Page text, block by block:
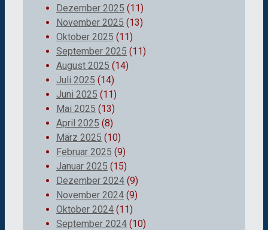
Dezember 2025 (11)
November 2025 (13)
Oktober 2025 (11)
September 2025 (11)
August 2025 (14)
Juli 2025 (14)
Juni 2025 (11)
Mai 2025 (13)
April 2025 (8)
März 2025 (10)
Februar 2025 (9)
Januar 2025 (15)
Dezember 2024 (9)
November 2024 (9)
Oktober 2024 (11)
September 2024 (10)